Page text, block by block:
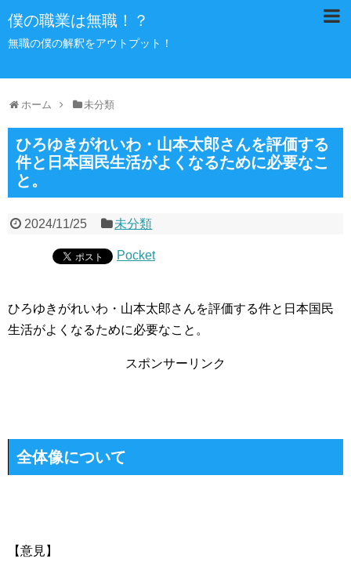
僕の職業は無職！？
無職の僕の解釈をアウトプット！
ホーム 未分類
ひろゆきがれいわ・山本太郎さんを評価する
件と日本国民生活がよくなるために必要なこ
と。
2024/11/25 未分類
Pocket
ひろゆきがれいわ・山本太郎さんを評価する件と日本国民
生活がよくなるために必要なこと。
スポンサーリンク
全体像について
【意見】